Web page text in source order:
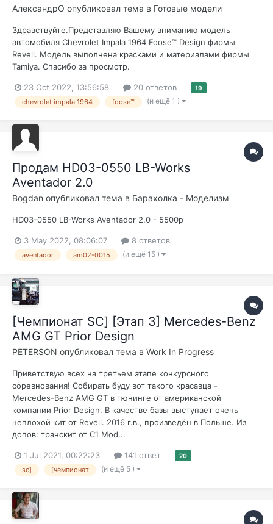
АлександрО опубликовал тема в Готовые модели
Здравствуйте.Представляю Вашему вниманию модель
автомобиля Chevrolet Impala 1964 Foose™ Design фирмы
Revell. Модель выполнена красками и материалами фирмы
Tamiya. Спасибо за просмотр.
23 Oct 2022, 13:56:58 20 ответов 19
chevrolet impala 1964 foose™ (и ещё 1 )
Продам HD03-0550 LB-Works
Aventador 2.0
Bogdan опубликовал тема в Барахолка - Моделизм
HD03-0550 LB-Works Aventador 2.0 - 5500р
3 May 2022, 08:06:07 8 ответов
aventador am02-0015 (и ещё 15 )
[Чемпионат SC] [Этап 3] Mercedes-Benz
AMG GT Prior Design
PETERSON опубликовал тема в Work In Progress
Приветствую всех на третьем этапе конкурсного
соревнования! Собирать буду вот такого красавца -
Mercedes-Benz AMG GT в тюнинге от американской
компании Prior Design. В качестве базы выступает очень
неплохой кит от Revell. 2016 г.в., произведён в Польше. Из
допов: транскит от C1 Mod...
1 Jul 2021, 00:22:23 141 ответ 20
sc] [чемпионат (и ещё 5 )